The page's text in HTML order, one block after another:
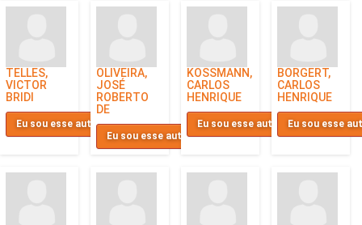
TELLES,
VICTOR
BRIDI
Eu sou esse autor
OLIVEIRA,
JOSÉ
ROBERTO
DE
Eu sou esse autor
KOSSMANN,
CARLOS
HENRIQUE
Eu sou esse autor
BORGERT,
CARLOS
HENRIQUE
Eu sou esse